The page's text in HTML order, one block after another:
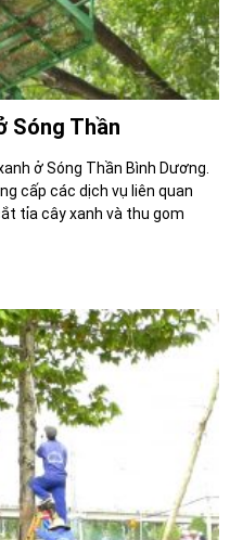
Sóng Thần
ở Sóng Thần Bình Dương.
cấp các dịch vụ liên quan
tỉa cây xanh và thu gom